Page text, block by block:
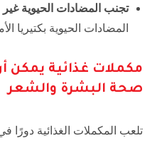
تجنب المضادات الحيوية غير
المضادات الحيوية بكتيريا
مكملات غذائية يمكن
صحة البشرة والشعر
تلعب المكملات الغذائية دورًا